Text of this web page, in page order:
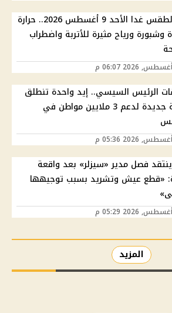
حالة الطقس غدا الأحد 9 أغسطس 2026.. حرارة
ورياح مثيرة للأتربة واضطراب
الرئيس السيسي.. إيد واحدة تنطلق
بمرحلة جديدة لدعم 3 ملايين مواطن في
فصل مدير «سيزلر» بعد واقعة
«قطع عيش وتشريد بسبب توجيهها
المزيد